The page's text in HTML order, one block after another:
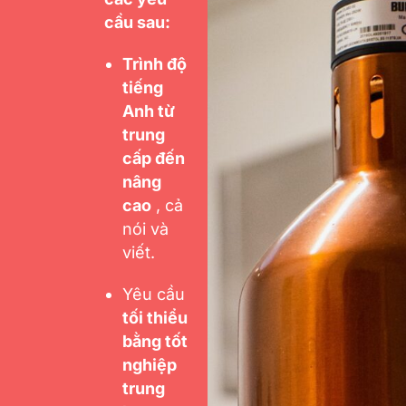
cầu sau:
Trình độ
tiếng
Anh từ
trung
cấp đến
nâng
cao, cả
nói và
viết.
Yêu cầu
tối thiểu
bằng tốt
nghiệp
trung